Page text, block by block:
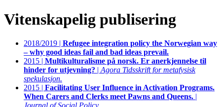
Vitenskapelig publisering
2018/2019 | Refugee integration policy the Norwegian way
– why good ideas fail and bad ideas prevail.
2015 | Multikulturalisme på norsk. Er anerkjennelse til
hinder for utjevning? | Agora Tidsskrift for metafysisk
spekulasjon.
2015 | Facilitating User Influence in Activation Programs.
When Carers and Clerks meet Pawns and Queens. |